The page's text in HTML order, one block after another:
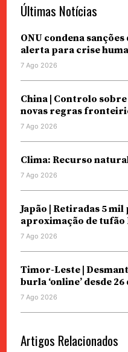
Últimas Notícias
ONU condena
alerta para crise
7 Ago 2026
China | Controlo
novas regras
7 Ago 2026
Clima: Recurso
7 Ago 2026
Japão | Retiradas 5 mil
aproximação de tufão
7 Ago 2026
Timor-Leste |
burla ‘online’ desde
7 Ago 2026
Artigos Relacionados